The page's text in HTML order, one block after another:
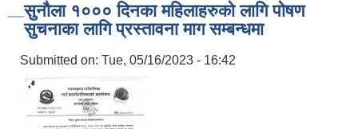
सुनौला १००० दिनका महिलाहरुको लागि पोषण
सुचनाका लागि प्रस्तावना माग सम्बन्धमा
Submitted on: Tue, 05/16/2023 - 16:42